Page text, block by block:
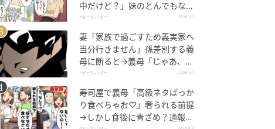
中だけど？」妹のとんでもない
勘違いとは
ベビーカレンダー 2026.8.7
妻「家族で過ごすため義実家へ
当分行きません」孫差別する義
母に断ると→義母「じゃあ、私
は…」妻絶句＜こどおじ義兄＞
ベビーカレンダー 2026.8.7
寿司屋で義母「高級ネタばっか
り食べちゃお♡」奢られる前提
→しかし食後に青ざめ？通報さ
ベビーカレンダー 2026.8.6